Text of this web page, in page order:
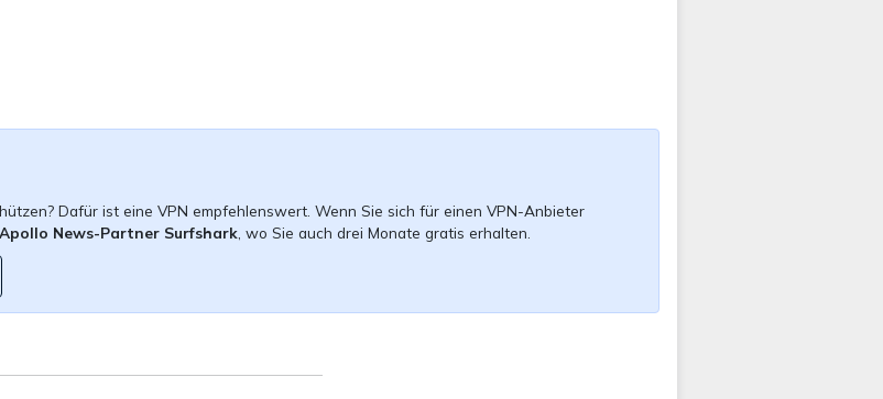
Dafür ist eine VPN empfehlenswert. Wenn Sie sich für einen VPN-Anbieter
Apollo News-Partner Surfshark, wo Sie auch drei Monate gratis erhalten.